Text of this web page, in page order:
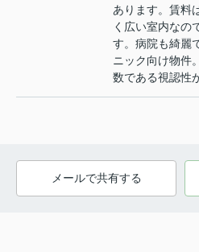
あります。賃料
く広い室内なの
す。病院も綺麗
ニック向け物件
数である視認性
メールで共有する